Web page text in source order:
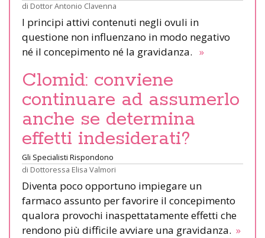
di Dottor Antonio Clavenna
I principi attivi contenuti negli ovuli in
questione non influenzano in modo negativo
né il concepimento né la gravidanza. »
Clomid: conviene
continuare ad assumerlo
anche se determina
effetti indesiderati?
Gli Specialisti Rispondono
di Dottoressa Elisa Valmori
Diventa poco opportuno impiegare un
farmaco assunto per favorire il concepimento
qualora provochi inaspettatamente effetti che
rendono più difficile avviare una gravidanza. »